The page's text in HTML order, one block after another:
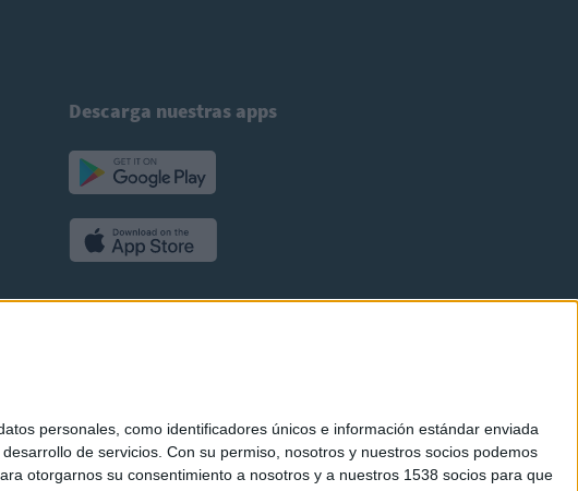
personales, como identificadores únicos e información estándar enviada
de servicios. Con su permiso, nosotros y nuestros socios podemos
otorgarnos su consentimiento a nosotros y a nuestros 1538 socios para que
Descarga nuestras apps